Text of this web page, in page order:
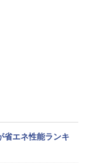
省エネ性能ランキ